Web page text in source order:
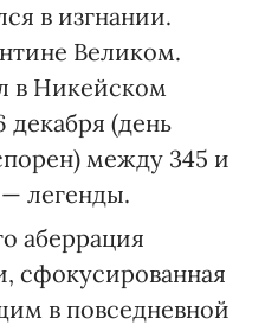
в изгнании.
Великом.
в Никейском
декабря (день
между 345 и
— легенды.
аберрация
сфокусированная
в повседневной